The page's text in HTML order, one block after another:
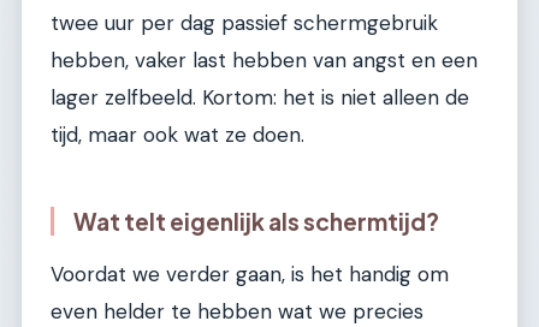
twee uur per dag passief schermgebruik
hebben, vaker last hebben van angst en een
lager zelfbeeld. Kortom: het is niet alleen de
tijd, maar ook wat ze doen.
Wat telt eigenlijk als schermtijd?
Voordat we verder gaan, is het handig om
even helder te hebben wat we precies